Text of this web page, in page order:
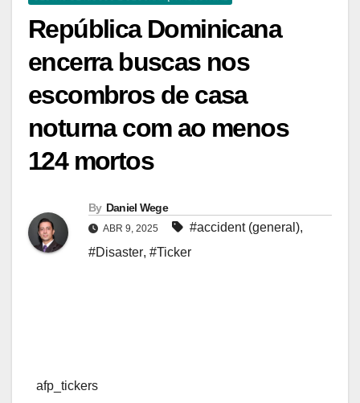
República Dominicana
encerra buscas nos
escombros de casa
noturna com ao menos
124 mortos
By Daniel Wege
ABR 9, 2025 #accident (general),
#Disaster, #Ticker
afp_tickers